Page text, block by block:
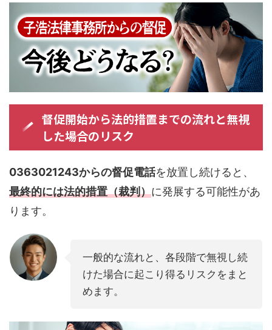
督促開始から法的措置までの流れと無視
した場合のリスク
0363021243からの督促電話を放置し続けると、
最終的には法的措置（裁判）に発展する可能性があ
ります。
一般的な流れと、各段階で無視し続
けた場合に起こり得るリスクをまと
めます。